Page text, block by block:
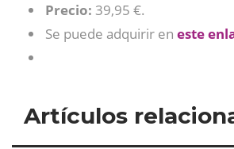
Precio: 39,95 €.
Se puede adquirir en este
Artículos